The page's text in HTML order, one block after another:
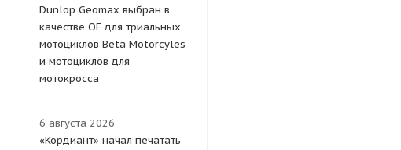
Dunlop Geomax выбран в
качестве OE для триальных
мотоциклов Beta Motorcyles
и мотоциклов для
мотокросса
6 августа 2026
«Кордиант» начал печатать